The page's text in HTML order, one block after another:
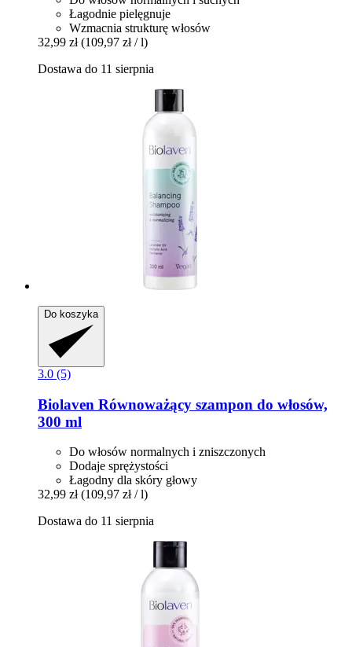
Łagodnie pielęgnuje
Wzmacnia strukturę włosów
32,99 zł (109,97 zł / l)
Dostawa do 11 sierpnia
Do koszyka
3.0 (5)
Biolaven Równoważący szampon do włosów,
300 ml
Do włosów normalnych i zniszczonych
Dodaje sprężystości
Łagodny dla skóry głowy
32,99 zł (109,97 zł / l)
Dostawa do 11 sierpnia